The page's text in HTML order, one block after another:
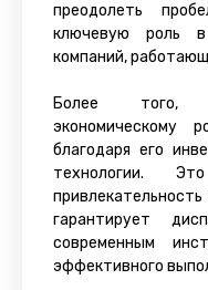
преодолеть
ключевую роль в
компаний,
Более того,
экономическому
благодаря его
технологии.
гарантирует
современным
эффективного